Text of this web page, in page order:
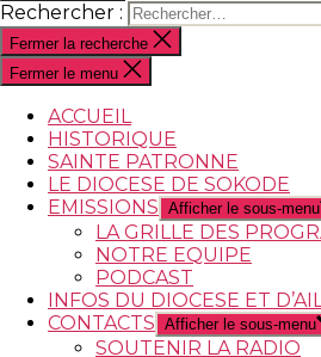
Rechercher :
Fermer la recherche
Fermer le menu
ACCUEIL
HISTORIQUE
SAINTE PATRONNE
LE DIOCESE DE SOKODE
EMISSIONS Afficher le sous-menu
LA GRILLE DES
NOTRE EQUIPE
PODCAST
INFOS DU DIOCESE ET
CONTACTS Afficher le sous-menu
SOUTENIR LA RADIO